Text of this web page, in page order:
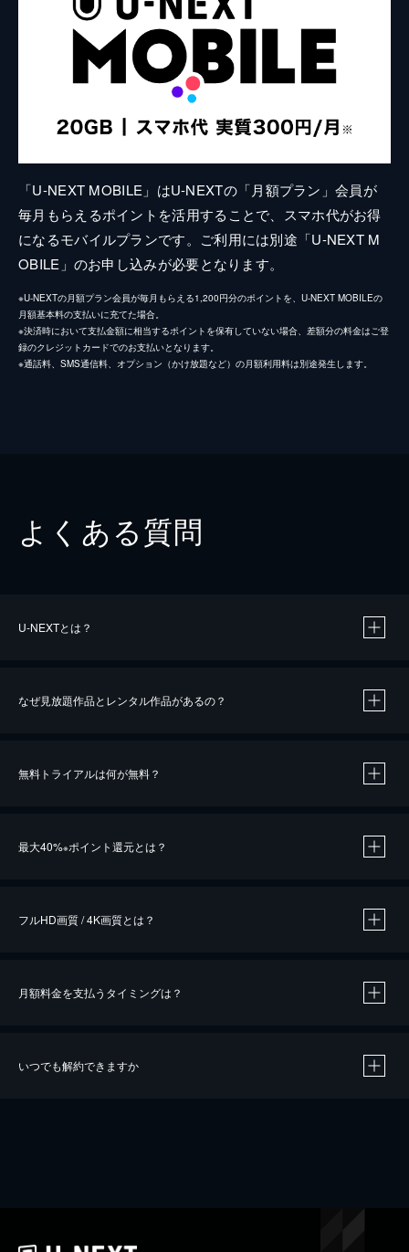
「U-NEXT MOBILE」はU-NEXTの「月額プラン」会員が
毎月もらえるポイントを活用することで、スマホ代がお得
になるモバイルプランです。ご利用には別途「U-NEXT M
OBILE」のお申し込みが必要となります。
※U-NEXTの月額プラン会員が毎月もらえる1,200円分のポイントを、U-NEXT MOBILEの
月額基本料の支払いに充てた場合。
※決済時において支払金額に相当するポイントを保有していない場合、差額分の料金はご登
録のクレジットカードでのお支払いとなります。
※通話料、SMS通信料、オプション（かけ放題など）の月額利用料は別途発生します。
よくある質問
U-NEXTとは？
なぜ見放題作品とレンタル作品があるの？
無料トライアルは何が無料？
最大40%※ポイント還元とは？
※40％ポイント還元の対象は、クレジットカード決済による作品の購入 / レンタルです。
iOSアプリのUコイン決済による作品の購入 / レンタルは、20％のポイント還元です。
フルHD画質 / 4K画質とは？
月額料金を支払うタイミングは？
いつでも解約できますか